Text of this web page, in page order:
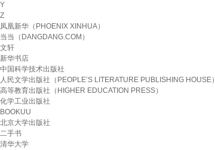
Y
Z
凤凰新华（PHOENIX XINHUA）
当当（DANGDANG.COM）
文轩
新华书店
中国科学技术出版社
人民文学出版社（PEOPLE’S LITERATURE PUBLISHING HOUSE）
高等教育出版社（HIGHER EDUCATION PRESS）
化学工业出版社
BOOKUU
北京大学出版社
二手书
清华大学